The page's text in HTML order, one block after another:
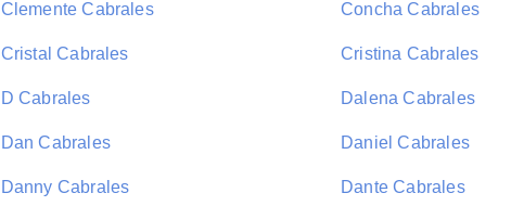
Clemente Cabrales Concha Cabrales
Cristal Cabrales Cristina Cabrales
D Cabrales Dalena Cabrales
Dan Cabrales Daniel Cabrales
Danny Cabrales Dante Cabrales